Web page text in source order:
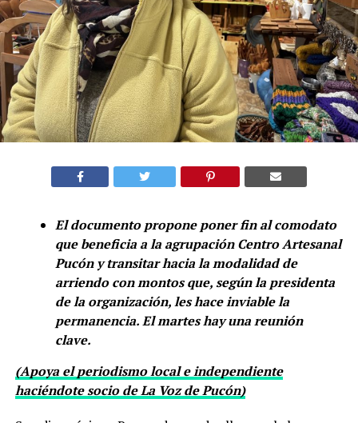
El documento propone poner fin al comodato
que beneficia a la agrupación Centro Artesanal
Pucón y transitar hacia la modalidad de
arriendo con montos que, según la presidenta
de la organización, les hace inviable la
permanencia. El martes hay una reunión
clave.
(Apoya el periodismo local e independiente
haciéndote socio de La Voz de Pucón)